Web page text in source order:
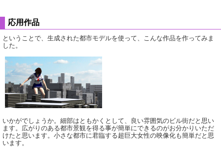
応用作品
ということで、生成された都市モデルを使って、こんな作品を作ってみま
した。
いかがでしょうか。細部はともかくとして、良い雰囲気のビル街だと思い
ます。広がりのある都市景観を得る事が簡単にできるのがお分かりいただ
けたと思います。小さな都市に君臨する超巨大女性の映像化も簡単だと思
います。